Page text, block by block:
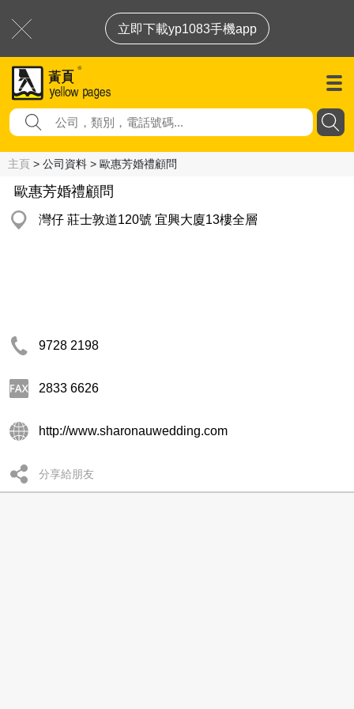
立即下載yp1083手機app
主頁 > 公司資料 > 歐惠芳婚禮顧問
歐惠芳婚禮顧問
灣仔 莊士敦道120號 宜興大廈13樓全層
9728 2198
2833 6626
http://www.sharonauwedding.com
分享給朋友